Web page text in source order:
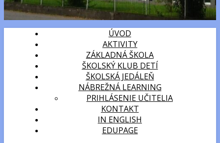
ÚVOD
AKTIVITY
ZÁKLADNÁ ŠKOLA
ŠKOLSKÝ KLUB DETÍ
ŠKOLSKÁ JEDÁLEŇ
NÁBREŽNÁ LEARNING
PRIHLÁSENIE UČITELIA
KONTAKT
IN ENGLISH
EDUPAGE